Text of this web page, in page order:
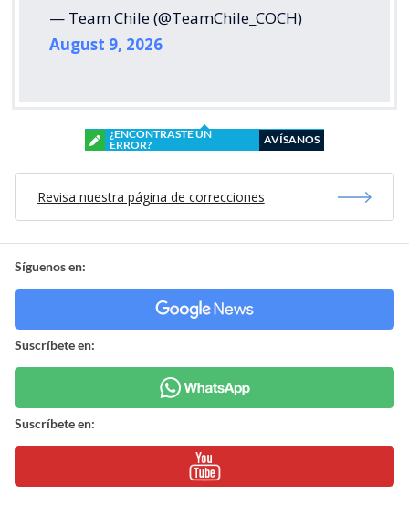
— Team Chile (@TeamChile_COCH)
August 9, 2026
¿ENCONTRASTE UN
ERROR?
AVÍSANOS
Revisa nuestra página de correcciones
Síguenos en:
Suscríbete en:
Suscríbete en: